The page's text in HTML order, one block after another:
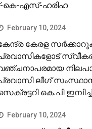
കെ-എസ്-ഹരിഹ
February 10, 2024
കേരള
ലീഗ്
കെ.പി
February 10, 2024